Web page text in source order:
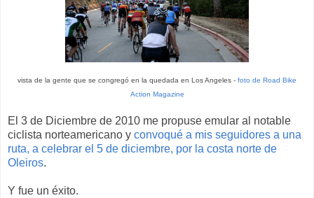
vista de la gente que se congregó en la quedada en Los Angeles - foto de Road Bike
Action Magazine
El 3 de Diciembre de 2010 me propuse emular al notable
ciclista norteamericano y convoqué a mis seguidores a una
ruta, a celebrar el 5 de diciembre, por la costa norte de
Oleiros.
Y fue un éxito.